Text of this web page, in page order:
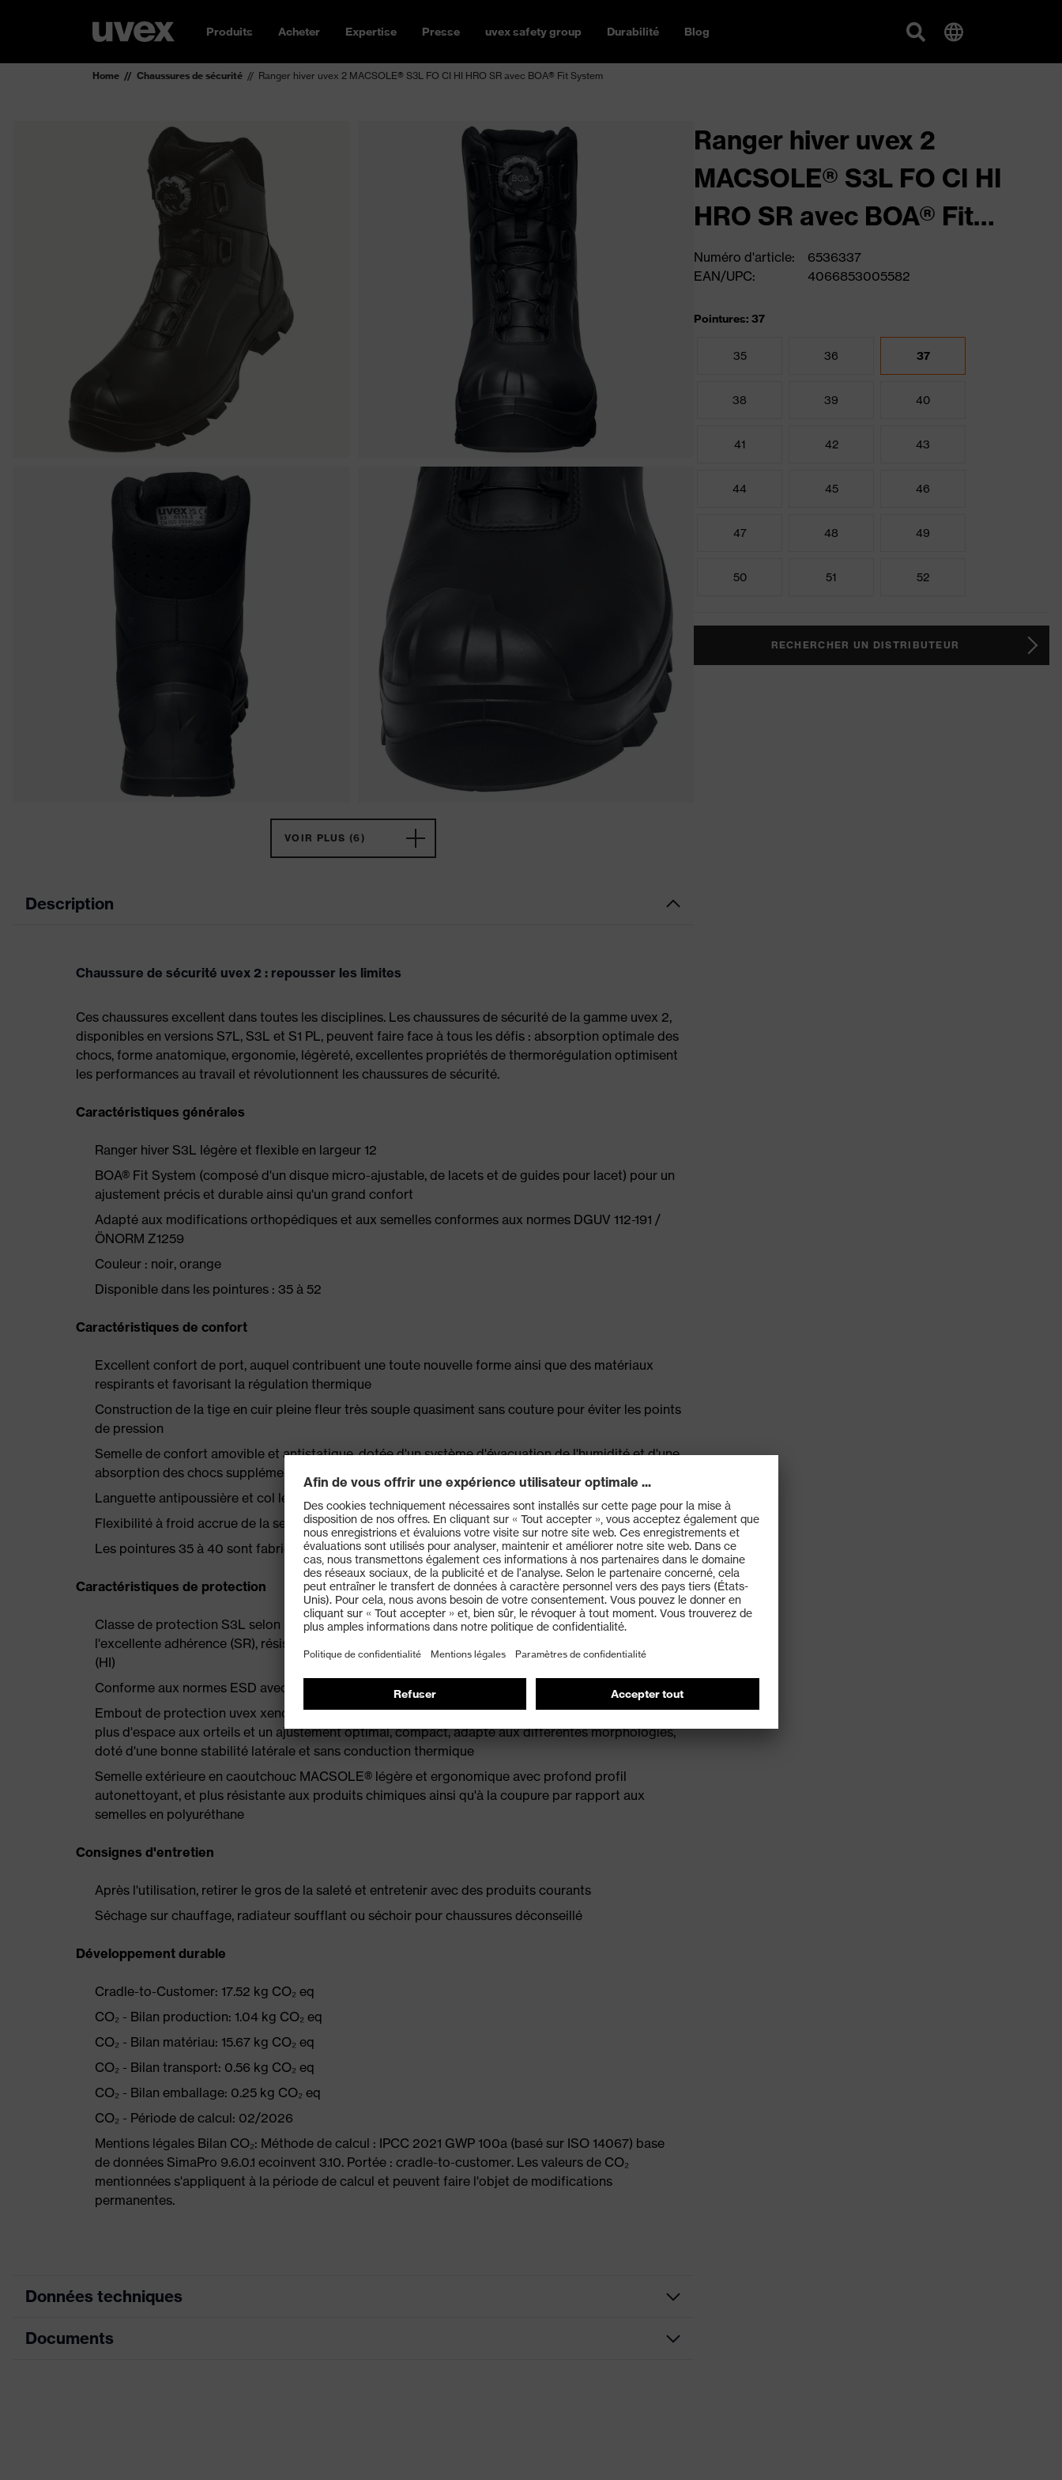
Produits Acheter Expertise Presse uvex safety group Durabilité Blog
Home Chaussures de sécurité Ranger hiver uvex 2 MACSOLE® S3L FO CI HI HRO SR avec BOA® Fit System
VOIR PLUS (6)
Description
Chaussure de sécurité uvex 2 : repousser les limites
Ces chaussures excellent dans toutes les disciplines. Les chaussures de sécurité de la gamme uvex 2,
disponibles en versions S7L, S3L et S1 PL, peuvent faire face à tous les défis : absorption optimale des
chocs, forme anatomique, ergonomie, légèreté, excellentes propriétés de thermorégulation optimisent
les performances au travail et révolutionnent les chaussures de sécurité.
Caractéristiques générales
Ranger hiver S3L légère et flexible en largeur 12
BOA® Fit System (composé d'un disque micro-ajustable, de lacets et de guides pour lacet) pour un
ajustement précis et durable ainsi qu'un grand confort
Adapté aux modifications orthopédiques et aux semelles conformes aux normes DGUV 112-191 /
ÖNORM Z1259
Couleur : noir, orange
Disponible dans les pointures : 35 à 52
Caractéristiques de confort
Excellent confort de port, auquel contribuent une toute nouvelle forme ainsi que des matériaux
respirants et favorisant la régulation thermique
Construction de la tige en cuir pleine fleur très souple quasiment sans couture pour éviter les points
de pression
Semelle de confort amovible et antistatique, dotée d'un système d'évacuation de l'humidité et d'une
absorption des chocs supplémentaire au talon et à l'avant du pied
Languette antipoussière et col légèrement matelassés
Flexibilité à froid accrue de la semelle en caoutchouc uvex MACSOLE®
Les pointures 35 à 40 sont fabriquées à l'aide d'une forme spécifiquement conçue pour les femmes
Caractéristiques de protection
Classe de protection S3L selon EN ISO 20345:2022 avec marquage complémentaire pour
l'excellente adhérence (SR), résistance à la chaleur jusqu'à +300 °C (HRO) et isolation thermique
(HI)
Conforme aux normes ESD avec une résistance électrique inférieure à 100 mégaohms
Embout de protection uvex xenova® et semelle anti-perforation xenova® non métallique pour offrir
plus d'espace aux orteils et un ajustement optimal, compact, adapté aux différentes morphologies,
doté d'une bonne stabilité latérale et sans conduction thermique
Semelle extérieure en caoutchouc MACSOLE® légère et ergonomique avec profond profil
autonettoyant, et plus résistante aux produits chimiques ainsi qu'à la coupure par rapport aux
semelles en polyuréthane
Consignes d'entretien
Après l'utilisation, retirer le gros de la saleté et entretenir avec des produits courants
Séchage sur chauffage, radiateur soufflant ou séchoir pour chaussures déconseillé
Développement durable
Cradle-to-Customer: 17.52 kg CO₂ eq
CO₂ - Bilan production: 1.04 kg CO₂ eq
CO₂ - Bilan matériau: 15.67 kg CO₂ eq
CO₂ - Bilan transport: 0.56 kg CO₂ eq
CO₂ - Bilan emballage: 0.25 kg CO₂ eq
CO₂ - Période de calcul: 02/2026
Mentions légales Bilan CO₂: Méthode de calcul : IPCC 2021 GWP 100a (basé sur ISO 14067) base
de données SimaPro 9.6.0.1 ecoinvent 3.10. Portée : cradle-to-customer. Les valeurs de CO₂
mentionnées s'appliquent à la période de calcul et peuvent faire l'objet de modifications
permanentes.
Données techniques
couleur de
Documents
Ranger hiver uvex 2
MACSOLE® S3L FO CI HI
HRO SR avec BOA® Fit
System
Numéro d'article:
6536337
EAN/UPC:
4066853005582
Pointures: 37
35 36 37
38 39 40
41 42 43
44 45 46
47 48 49
50 51 52
RECHERCHER UN DISTRIBUTEUR